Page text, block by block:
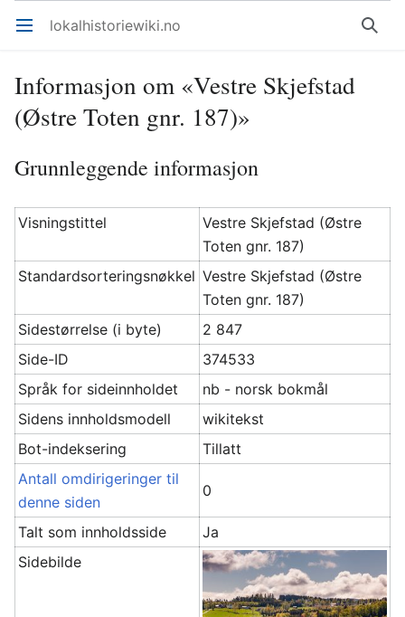
Åpne hovedmenyen lokalhistoriewiki.no Søk
Informasjon om «Vestre Skjefstad
(Østre Toten gnr. 187)»
Grunnleggende informasjon
Visningstittel
Vestre Skjefstad (Østre
Toten gnr. 187)
Standardsorteringsnøkkel Vestre Skjefstad (Østre
Toten gnr. 187)
Sidestørrelse (i byte)
2 847
Side-ID
374533
Språk for sideinnholdet
nb - norsk bokmål
Sidens innholdsmodell
wikitekst
Bot-indeksering
Tillatt
Antall omdirigeringer til
denne siden
0
Talt som innholdsside
Ja
Sidebilde